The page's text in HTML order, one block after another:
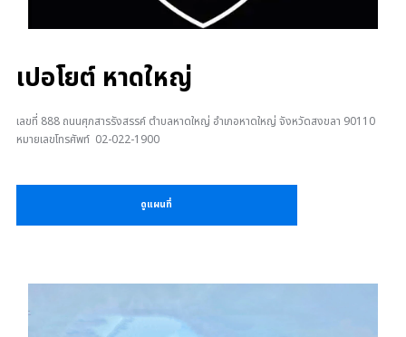
เปอโยต์ หาดใหญ่
เลขที่ 888 ถนนศุภสารรังสรรค์ ตำบลหาดใหญ่ อำเภอหาดใหญ่ จังหวัดสงขลา 90110
หมายเลขโทรศัพท์ 02-022-1900
ดูแผนที่